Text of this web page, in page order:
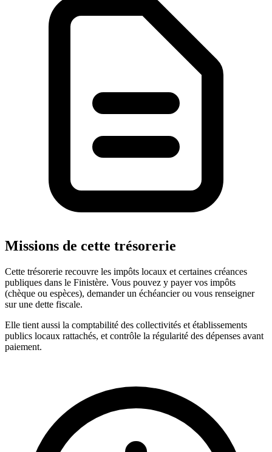
Missions de cette trésorerie
Cette trésorerie recouvre les impôts locaux et certaines créances
publiques dans le Finistère. Vous pouvez y payer vos impôts
(chèque ou espèces), demander un échéancier ou vous renseigner
sur une dette fiscale.
Elle tient aussi la comptabilité des collectivités et établissements
publics locaux rattachés, et contrôle la régularité des dépenses avant
paiement.